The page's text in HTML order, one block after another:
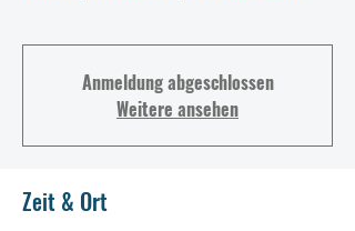
Anmeldung abgeschlossen
Weitere ansehen
Zeit & Ort